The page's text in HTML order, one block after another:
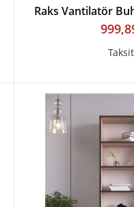
Raks Vantilatör